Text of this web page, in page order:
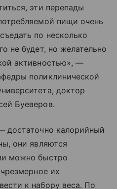
эти перепады
пищи очень
по несколько
не будет, но желательно
активностью», —
поликлинической
доктор
Буеверов.
достаточно калорийный
они являются
можно быстро
их
к набору веса. По